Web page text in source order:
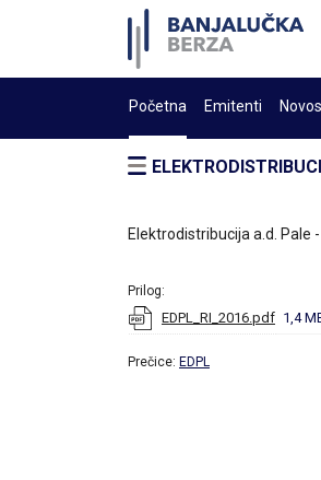
Početna Emitenti
Elektrodistribucija a.d. Pale
Prilog:
EDPL_RI_2016.pdf 1,4
Prečice: EDPL